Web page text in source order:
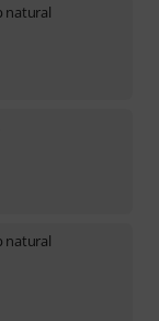
natural
natural